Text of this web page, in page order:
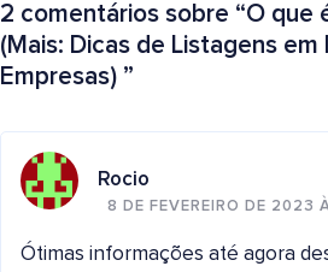
2 comentários sobre “O que
(Mais: Dicas de Listagens
Empresas) ”
Rocio
8 DE FEVEREIRO DE 2023
Ótimas informações até agora